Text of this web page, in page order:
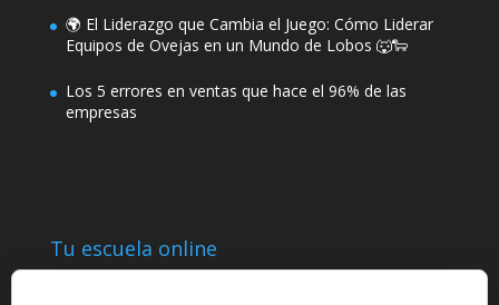
🌍 El Liderazgo que Cambia el Juego: Cómo Liderar
Equipos de Ovejas en un Mundo de Lobos 🐺🐑
Los 5 errores en ventas que hace el 96% de las
empresas
Tu escuela online